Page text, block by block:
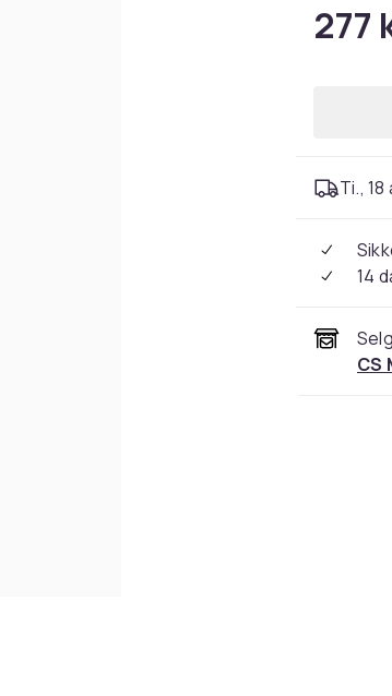
277
Ti., 18
14
CS